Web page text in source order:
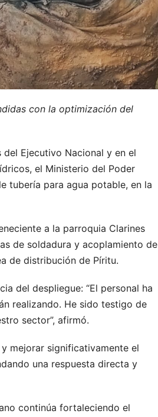
con la optimización del
Ejecutivo Nacional y en el
el Ministerio del Poder
tubería para agua potable, en la
a la parroquia Clarines
de soldadura y acoplamiento de
de distribución de Píritu.
del despliegue: “El personal ha
realizando. He sido testigo de
sector”, afirmó.
mejorar significativamente el
una respuesta directa y
continúa fortaleciendo el